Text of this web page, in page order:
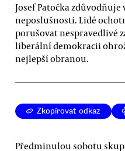
Josef Patočka zdůvodňuje
neposlušnosti. Lidé
porušovat nespravedlivé
liberální demokracii
nejlepší obranou.
Zkopírovat odkaz
Předminulou sobotu